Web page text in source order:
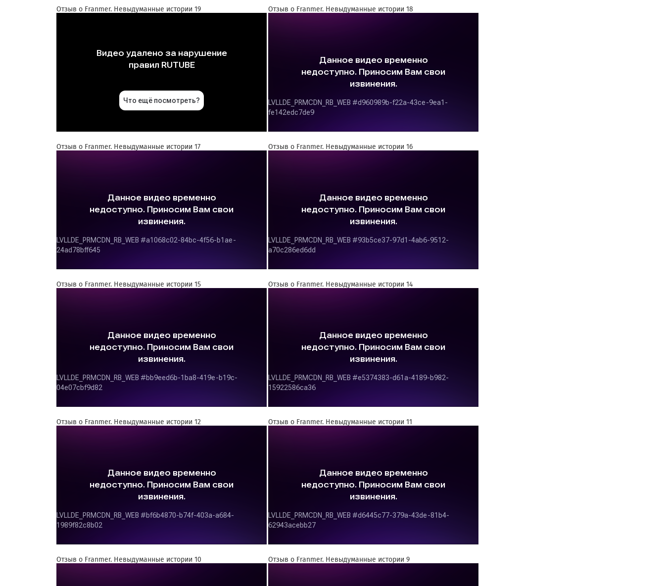
Отзыв о Franmer. Невыдуманные истории 19 Отзыв о Franmer. Невыдуманные истории 18
Отзыв о Franmer. Невыдуманные истории 17 Отзыв о Franmer. Невыдуманные истории 16
Отзыв о Franmer. Невыдуманные истории 15 Отзыв о Franmer. Невыдуманные истории 14
Отзыв о Franmer. Невыдуманные истории 12 Отзыв о Franmer. Невыдуманные истории 11
Отзыв о Franmer. Невыдуманные истории 10 Отзыв о Franmer. Невыдуманные истории 9